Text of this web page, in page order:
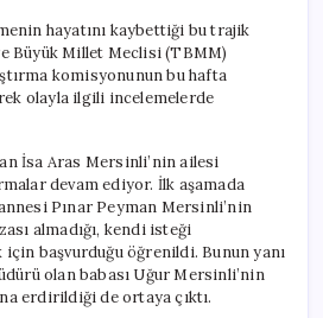
hayatını kaybettiği bu trajik
Büyük Millet Meclisi (TBMM)
komisyonunun bu hafta
olayla ilgili incelemelerde
İsa Aras Mersinli’nin ailesi
devam ediyor. İlk aşamada
Pınar Peyman Mersinli’nin
almadığı, kendi isteği
başvurduğu öğrenildi. Bunun yanı
olan babası Uğur Mersinli’nin
erdirildiği de ortaya çıktı.